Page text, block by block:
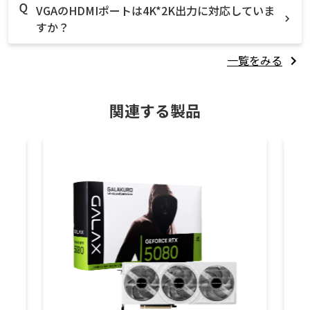
VGAのHDMIポートは4K*2K出力に対応していま
すか？
一覧をみる
関連する製品